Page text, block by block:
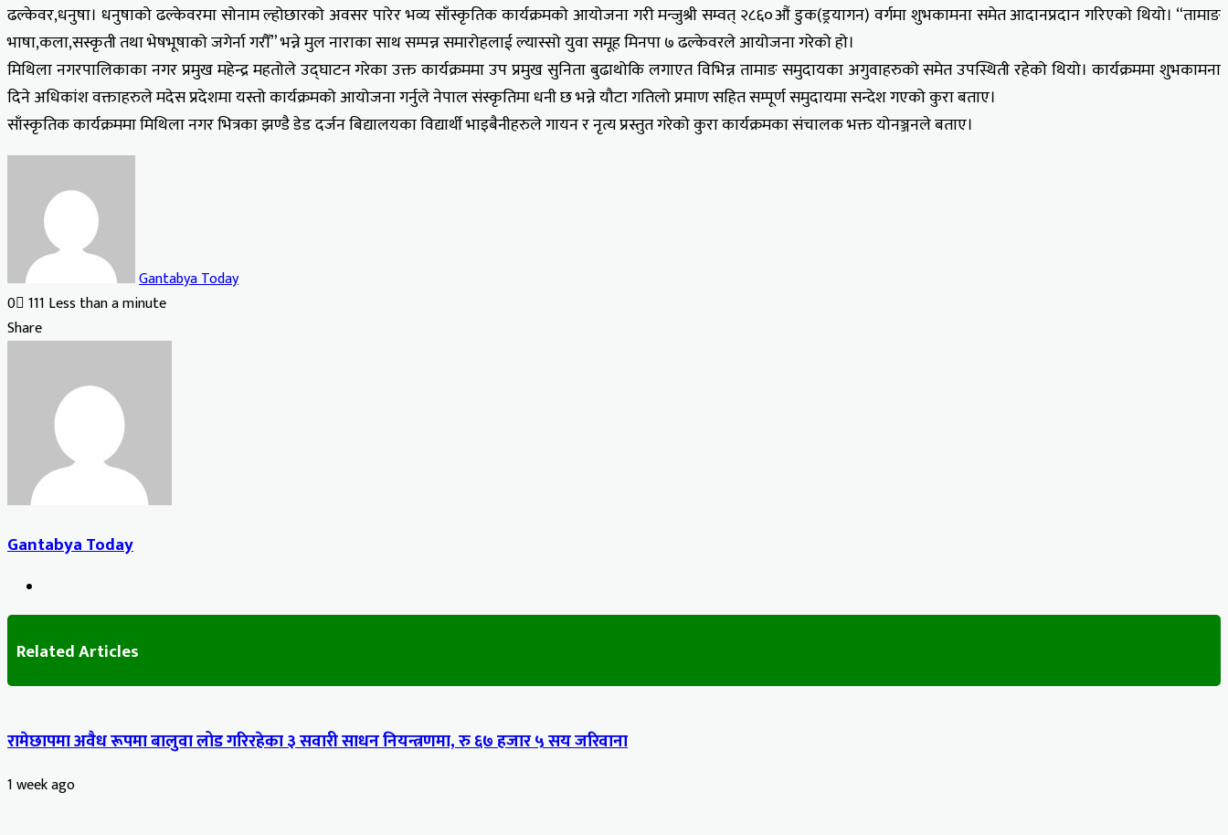
ढल्केवर,धनुषा। धनुषाको ढल्केवरमा सोनाम ल्होछारको अवसर पारेर भव्य साँस्कृतिक कार्यक्रमको आयोजना गरी मन्जुश्री सम्वत् २८६०औं डुक(ड्रयागन) वर्गमा शुभकामना समेत आदानप्रदान गरिएको थियो। “तामाङ
भाषा,कला,सस्कृती तथा भेषभूषाको जगेर्ना गरौँ” भन्ने मुल नाराका साथ सम्पन्न समारोहलाई ल्यास्सो युवा समूह मिनपा ७ ढल्केवरले आयोजना गरेको हो।
मिथिला नगरपालिकाका नगर प्रमुख महेन्द्र महतोले उद्घाटन गरेका उक्त कार्यक्रममा उप प्रमुख सुनिता बुढाथोकि लगाएत विभिन्न तामाङ समुदायका अगुवाहरुको समेत उपस्थिती रहेको थियो। कार्यक्रममा शुभकामना
दिने अधिकांश वक्ताहरुले मदेस प्रदेशमा यस्तो कार्यक्रमको आयोजना गर्नुले नेपाल संस्कृतिमा धनी छ भन्ने यौटा गतिलो प्रमाण सहित सम्पूर्ण समुदायमा सन्देश गएको कुरा बताए।
साँस्कृतिक कार्यक्रममा मिथिला नगर भित्रका झण्डै डेड दर्जन बिद्यालयका विद्यार्थी भाइबैनीहरुले गायन र नृत्य प्रस्तुत गरेको कुरा कार्यक्रमका संचालक भक्त योनञ्जनले बताए।
Gantabya Today
0 111 Less than a minute
Facebook
X
LinkedIn
Tumblr
Pinterest
Reddit
VKontakte
Odnoklassniki
Pocket
Share
Gantabya Today
Related Articles
रामेछापमा अवैध रूपमा बालुवा लोड गरिरहेका ३ सवारी साधन नियन्त्रणमा, रु ६७ हजार ५ सय जरिवाना
1 week ago